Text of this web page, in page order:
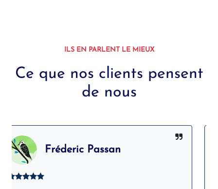
ILS EN PARLENT LE MIEUX
Ce que nos clients pensent
de nous
Fréderic Passan